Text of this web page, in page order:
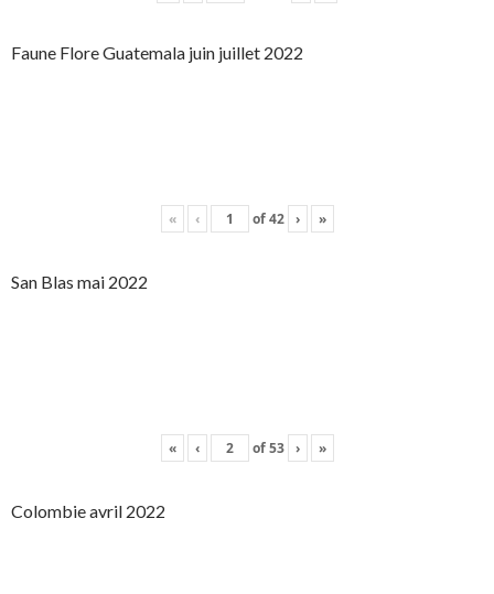
Faune Flore Guatemala juin juillet 2022
« ‹ of42 › »
San Blas mai 2022
« ‹ of53 › »
Colombie avril 2022